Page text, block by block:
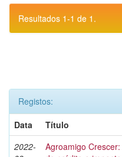
Resultados 1-1 de 1.
Registos:
Data
Título
2022-
Agroamigo